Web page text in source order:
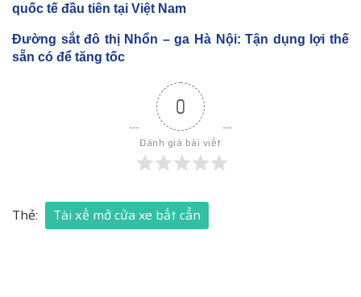
quốc tế đầu tiên tại Việt Nam
Đường sắt đô thị Nhổn – ga Hà Nội: Tận dụng lợi thế
sẵn có để tăng tốc
0
Đánh giá bài viết
Thẻ: Tài xế mở cửa xe bất cẩn